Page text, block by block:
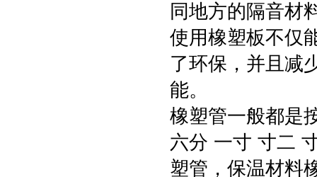
同地方的隔音材
使用橡塑板不仅
了环保，并且减
能。
橡塑管一般都是
六分 一寸 寸二
塑管，保温材料